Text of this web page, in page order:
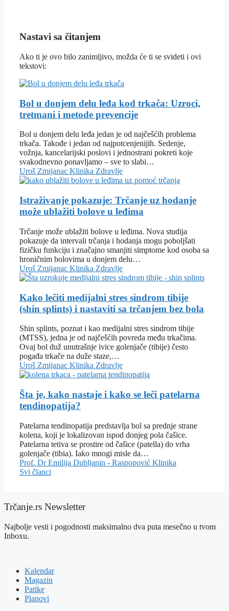
Nastavi sa čitanjem
Ako ti je ovo bilo zanimljivo, možda će ti se svideti i ovi
tekstovi:
Bol u donjem delu leđa kod trkača: Uzroci,
tretmani i metode prevencije
Bol u donjem delu leđa jedan je od najčešćih problema
trkača. Takođe i jedan od najpotcenjenijih. Sedenje,
vožnja, kancelarijski poslovi i jednostrani pokreti koje
svakodnevno ponavljamo – sve to slabi…
Uroš Zmijanac Klinika Zdravlje
Istraživanje pokazuje: Trčanje uz hodanje
može ublažiti bolove u leđima
Trčanje može ublažiti bolove u leđima. Nova studija
pokazuje da intervali trčanja i hodanja mogu poboljšati
fizičku funkciju i značajno smanjiti simptome kod osoba sa
hroničnim bolovima u donjem delu…
Uroš Zmijanac Klinika Zdravlje
Kako lečiti medijalni stres sindrom tibije
(shin splints) i nastaviti sa trčanjem bez bola
Shin splints, poznat i kao medijalni stres sindrom tibije
(MTSS), jedna je od najčešćih povreda među trkačima.
Ovaj bol duž unutrašnje ivice golenjače (tibije) često
pogađa trkače na duže staze,…
Uroš Zmijanac Klinika Zdravlje
Šta je, kako nastaje i kako se leči patelarna
tendinopatija?
Patelarna tendinopatija predstavlja bol sa prednje strane
kolena, koji je lokalizovan ispod donjeg pola čašice.
Patelarna tetiva se prostire od čašice (patella) do vrha
golenjače (tibia). Iako mnogi misle da…
Prof. Dr Emilija Dubljanin - Raspopović Klinika
Svi članci
Trčanje.rs Newsletter
Najbolje vesti i pogodnosti maksimalno dva puta mesečno u tvom
Inboxu.
Kalendar
Magazin
Patike
Planovi